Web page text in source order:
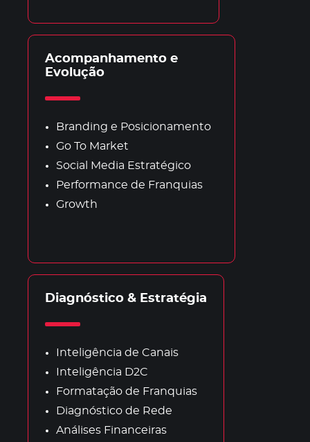
Acompanhamento e
Evolução
Branding e Posicionamento
Go To Market
Social Media Estratégico
Performance de Franquias
Growth
Diagnóstico & Estratégia
Inteligência de Canais
Inteligência D2C
Formatação de Franquias
Diagnóstico de Rede
Análises Financeiras